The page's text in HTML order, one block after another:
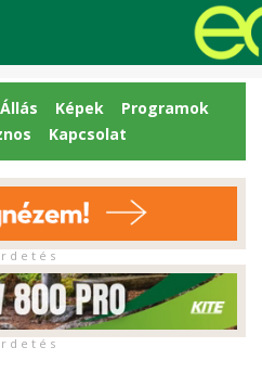
Állás Képek
Programok
Kapcsolat
d e t é s
d e t é s